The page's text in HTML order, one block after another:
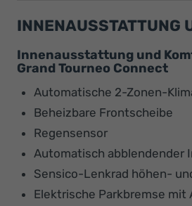
INNENAUSSTATTUNG
Innenausstattung und
Grand Tourneo Connect
Automatische 2-Zonen-
Beheizbare Frontscheibe
Regensensor
Automatisch abblendender
Sensico-Lenkrad höhen-
Elektrische Parkbremse mit